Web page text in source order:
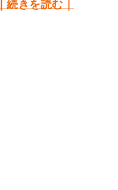
｜続きを読む｜